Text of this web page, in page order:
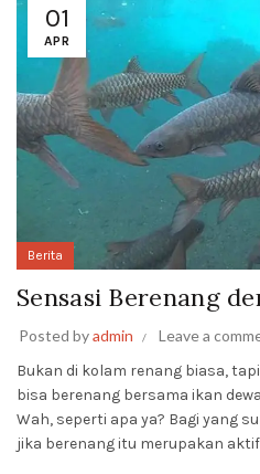
01
APR
Berita
Sensasi Berenang
Posted byadmin
Leave a
Bukan di kolam renang biasa,
bisa berenang bersama ikan
Wah, seperti apa ya? Bagi yang
jika berenang itu merupakan